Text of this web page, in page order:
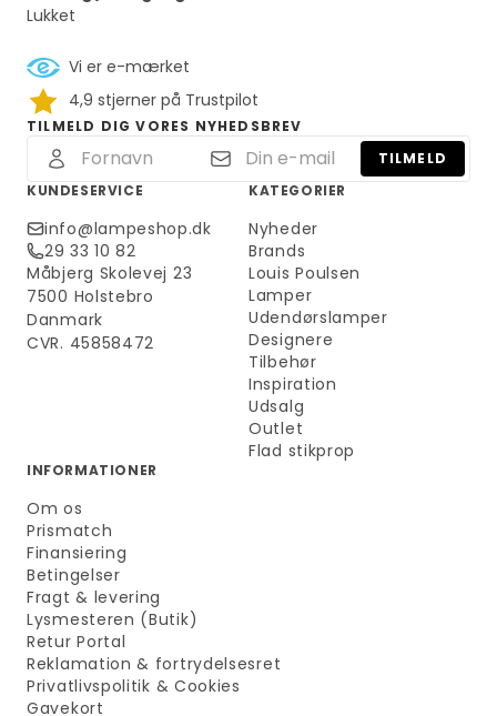
Lukket
Vi er e-mærket
4,9 stjerner på Trustpilot
TILMELD DIG VORES NYHEDSBREV
TILMELD
KUNDESERVICE
info@lampeshop.dk
29 33 10 82
Måbjerg Skolevej 23
7500 Holstebro
Danmark
CVR. 45858472
KATEGORIER
Nyheder
Brands
Louis Poulsen
Lamper
Udendørslamper
Designere
Tilbehør
Inspiration
Udsalg
Outlet
Flad stikprop
INFORMATIONER
Om os
Prismatch
Finansiering
Betingelser
Fragt & levering
Lysmesteren (Butik)
Retur Portal
Reklamation & fortrydelsesret
Privatlivspolitik & Cookies
Gavekort